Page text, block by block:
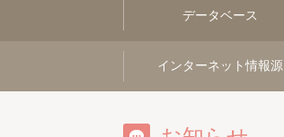
データベース
インターネット情報源